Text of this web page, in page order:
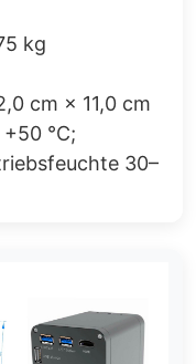
kg
cm × 11,0 cm
°C;
30–